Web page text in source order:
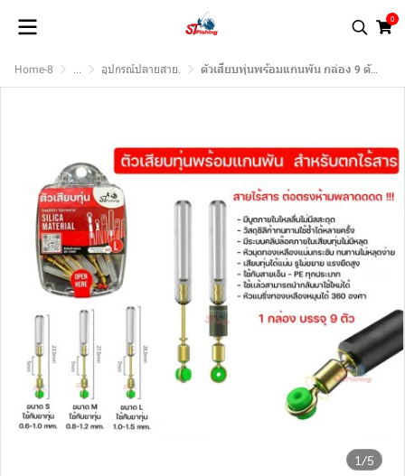
0
Home-8 ... อุปกรณ์ปลายสาย. ตัวเสียบทุ่นพร้อมแกนพัน กล่อง 9 ตัว ขนาด S
1/5